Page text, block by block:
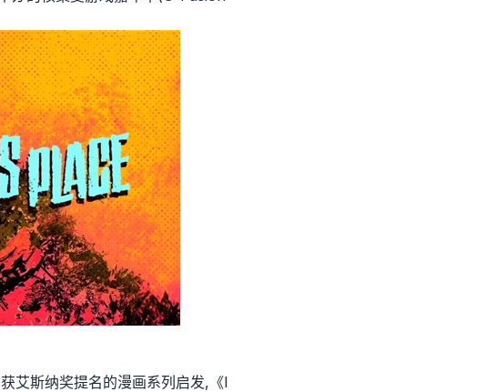
艾斯纳奖提名的漫画系列启发,《I